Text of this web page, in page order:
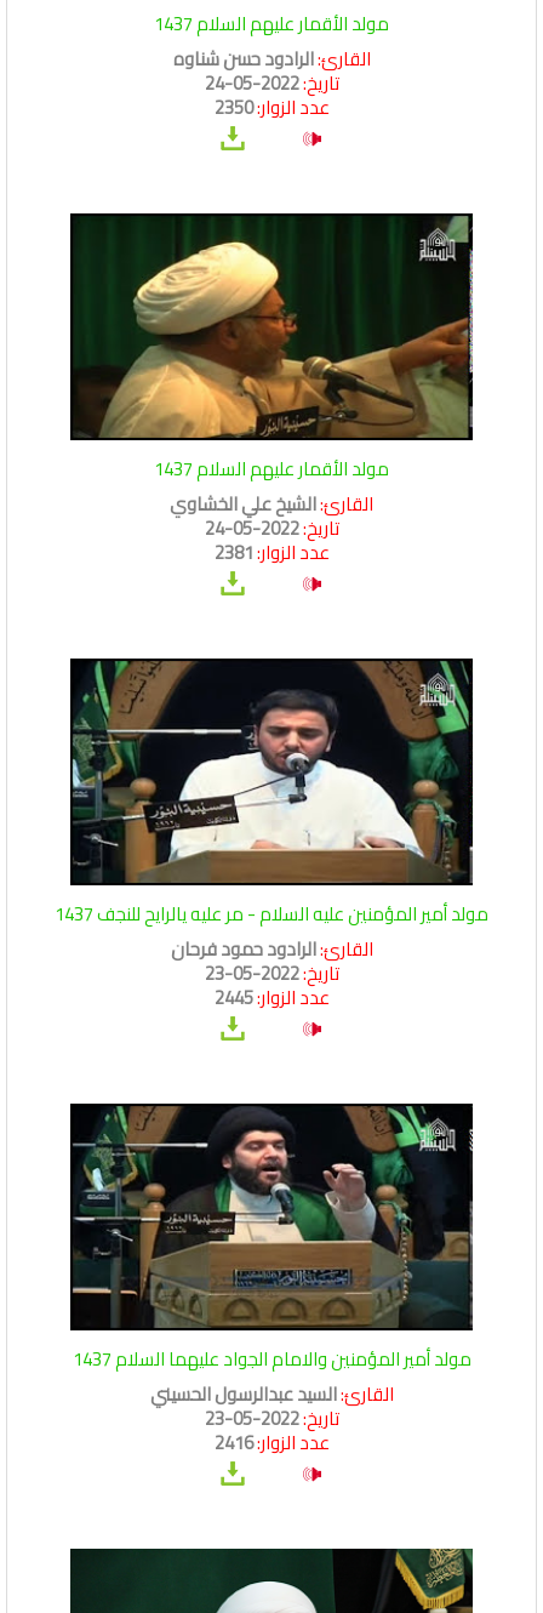
مولد الأقمار عليهم السلام 1437
القارئ:الرادود حسن شناوه
تاريخ:2022-05-24
عدد الزوار:2350
مولد الأقمار عليهم السلام 1437
القارئ:الشيخ علي الخشاوي
تاريخ:2022-05-24
عدد الزوار:2381
مولد أمير المؤمنين عليه السلام - مر عليه يالرايح للنجف 1437
القارئ:الرادود حمود فرحان
تاريخ:2022-05-23
عدد الزوار:2445
مولد أمير المؤمنين والامام الجواد عليهما السلام 1437
القارئ:السيد عبدالرسول الحسيني
تاريخ:2022-05-23
عدد الزوار:2416